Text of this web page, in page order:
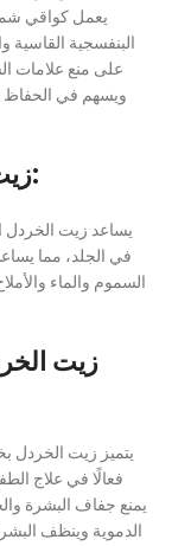
يعمل كواقي
البنفسجية
ويسهم في الحفاظ
زيت الخردل يحفز الغدد العرقية:
يساعد زيت الخردل
في الجلد، مما
السموم والماء
زيت
يتميز زيت الخردل
فعالًا في علاج
يمنع جفاف البشرة
الدموية وينظف